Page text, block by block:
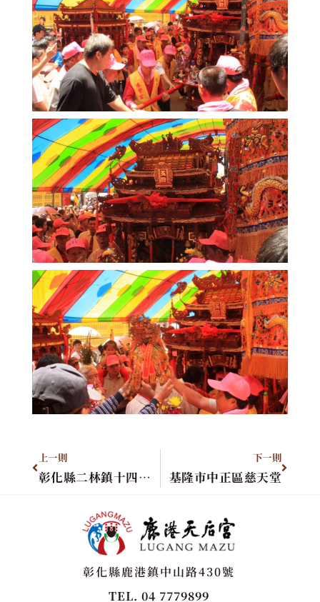
上一則
彰化縣二林鎮十四庄泰安宮
下一則
基隆市中正區慈天堂
彰化縣鹿港鎮中山路430號
TEL. 04 7779899